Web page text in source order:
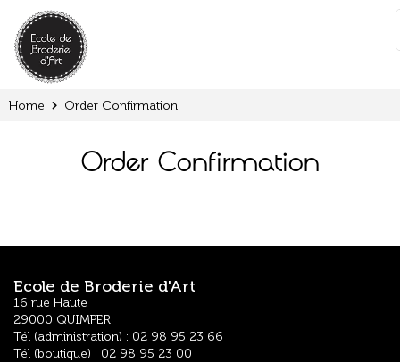
:
Home Order Confirmation
Order Confirmation
Ecole de Broderie d'Art
16 rue Haute
29000 QUIMPER
Tél (administration) : 02 98 95 23 66
Tél (boutique) : 02 98 95 23 00
Cookies management panel